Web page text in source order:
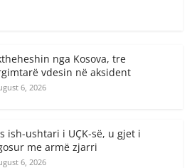
nga Kosova, tre
vdesin në aksident
6, 2026
ish-ushtari i UÇK-së, u gjet i
me armë zjarri
6, 2026